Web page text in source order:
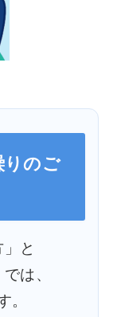
りのご
と
は、
。